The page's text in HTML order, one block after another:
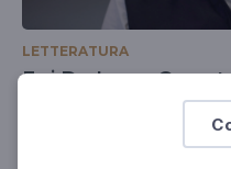
LETTERATURA
Erri De Luca,
La saggezza del cuore